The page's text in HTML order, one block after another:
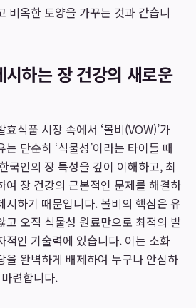
비옥한 토양을 가꾸는 것과 같습니
하는 장 건강의 새로운
식품 시장 속에서 ‘볼비(VOW)’가
단순히 ‘식물성’이라는 타이틀 때
국인의 장 특성을 깊이 이해하고, 최
여 장 건강의 근본적인 문제를 해결하
시하기 때문입니다. 볼비의 핵심은 유
고 오직 식물성 원료만으로 최적의 발
적인 기술력에 있습니다. 이는 소화
을 완벽하게 배제하여 누구나 안심하
련합니다.